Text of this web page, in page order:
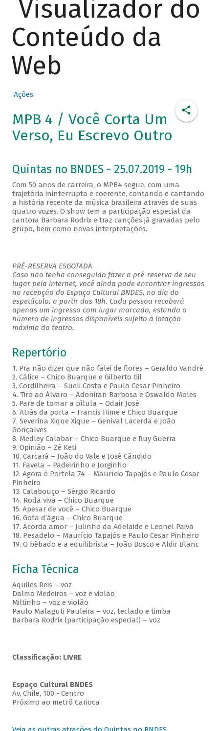
Visualizador do
Conteúdo da
Web
Ações
MPB 4 / Você Corta Um
Verso, Eu Escrevo Outro
Quintas no BNDES - 25.07.2019 - 19h
Com 50 anos de carreira, o MPB4 segue, com uma
trajetória ininterrupta e coerente, contando e cantando
a história recente da música brasileira através de suas
quatro vozes. O show tem a participação especial da
cantora Barbara Rodrix e traz canções já gravadas pelo
grupo, bem como novas interpretações.
PRÉ-RESERVA ESGOTADA
Caso não tenha conseguido fazer a pré-reserva de seu
lugar pela internet, você ainda pode encontrar ingressos
na recepção do Espaço Cultural BNDES, no dia do
espetáculo, a partir das 18h. Cada pessoa receberá
apenas um ingresso com lugar marcado, estando o
número de ingressos disponíveis sujeito à lotação
máxima do teatro.
Repertório
1. Pra não dizer que não falei de flores – Geraldo Vandré
2. Cálice – Chico Buarque e Gilberto Gil
3. Cordilheira – Sueli Costa e Paulo Cesar Pinheiro
4. Tiro ao Álvaro – Adoniran Barbosa e Oswaldo Moles
5. Pare de tomar a pílula – Odair José
6. Atrás da porta – Francis Hime e Chico Buarque
7. Severina Xique Xique – Genival Lacerda e João
Gonçalves
8. Medley Calabar – Chico Buarque e Ruy Guerra
9. Opinião – Zé Keti
10. Carcará – João do Vale e José Cândido
11. Favela – Padeirinho e Jorginho
12. Agora é Portela 74 – Maurício Tapajós e Paulo Cesar
Pinheiro
13. Calabouço – Sérgio Ricardo
14. Roda viva – Chico Buarque
15. Apesar de você – Chico Buarque
16. Gota d’água – Chico Buarque
17. Acorda amor – Julinho da Adelaide e Leonel Paiva
18. Pesadelo – Maurício Tapajós e Paulo Cesar Pinheiro
19. O bêbado e a equilibrista – João Bosco e Aldir Blanc
Ficha Técnica
Aquiles Reis – voz
Dalmo Medeiros – voz e violão
Miltinho – voz e violão
Paulo Malaguti Pauleira – voz, teclado e timba
Barbara Rodrix (participação especial) – voz
Classificação: LIVRE
Espaço Cultural BNDES
Av, Chile, 100 - Centro
Próximo ao metrô Carioca